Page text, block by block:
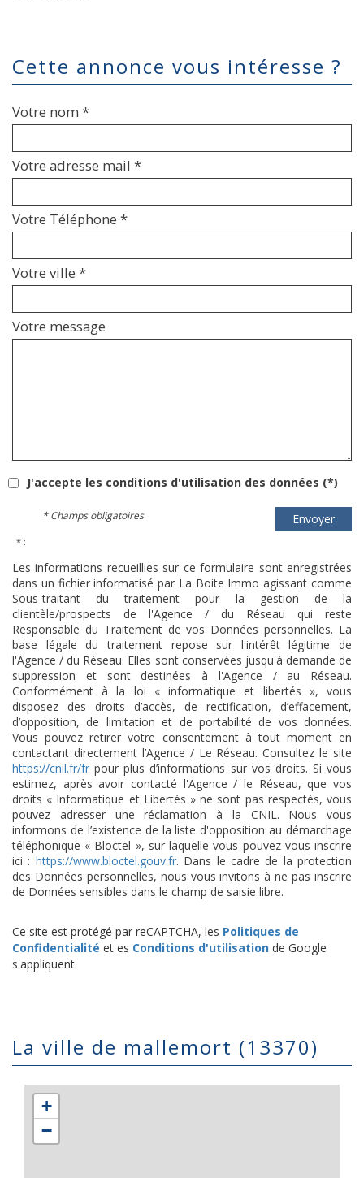
cette annonce vous intéresse ?
Votre nom *
Votre adresse mail *
Votre Téléphone *
Votre ville *
Votre message
J'accepte les conditions d'utilisation des données (*)
Envoyer
* Champs obligatoires
* :
Les informations recueillies sur ce formulaire sont enregistrées
dans un fichier informatisé par La Boite Immo agissant comme
Sous-traitant du traitement pour la gestion de la
clientèle/prospects de l'Agence / du Réseau qui reste
Responsable du Traitement de vos Données personnelles. La
base légale du traitement repose sur l'intérêt légitime de
l'Agence / du Réseau. Elles sont conservées jusqu'à demande de
suppression et sont destinées à l'Agence / au Réseau.
Conformément à la loi « informatique et libertés », vous
disposez des droits d’accès, de rectification, d’effacement,
d’opposition, de limitation et de portabilité de vos données.
Vous pouvez retirer votre consentement à tout moment en
contactant directement l’Agence / Le Réseau. Consultez le site
https://cnil.fr/fr pour plus d’informations sur vos droits. Si vous
estimez, après avoir contacté l'Agence / le Réseau, que vos
droits « Informatique et Libertés » ne sont pas respectés, vous
pouvez adresser une réclamation à la CNIL. Nous vous
informons de l’existence de la liste d'opposition au démarchage
téléphonique « Bloctel », sur laquelle vous pouvez vous inscrire
ici : https://www.bloctel.gouv.fr. Dans le cadre de la protection
des Données personnelles, nous vous invitons à ne pas inscrire
de Données sensibles dans le champ de saisie libre.
Ce site est protégé par reCAPTCHA, les Politiques de
Confidentialité et es Conditions d'utilisation de Google
s'appliquent.
la ville de mallemort (13370)
+
−